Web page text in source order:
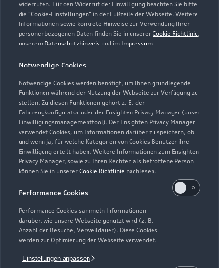
widerrufen. Für den Widerruf der Einwilligung beachten Sie bitte
die "Cookie-Einstellungen" in der Fußzeile der Webseite. Weitere
Informationen sowie konkrete Hinweise zur Verwendung Ihrer
personenbezogenen Daten finden Sie in unserer Cookie Richtlinie,
unserem Datenschutzhinweis und im Impressum.
Notwendige Cookies
Notwendige Cookies werden benötigt, um Ihnen grundlegende
Funktionen während der Nutzung der Webseite zur Verfügung zu
stellen. Zu diesen Funktionen gehört z. B. der
Fahrzeugkonfigurator oder der Ensighten Privacy Manager (unser
Einwilligungsmanagementtool). Der Ensighten Privacy Manager
verwendet Cookies, um Informationen darüber zu speichern, ob
und wenn ja, für welche Kategorien von Cookies Benutzer ihre
Einwilligung erteilt haben. Weitere Informationen zum Ensighten
Privacy Manager, sowie zu Ihren Rechten als betroffene Person
können Sie in unserer Cookie Richtlinie nachlesen.
Performance Cookies
Performance Cookies sammeln Informationen
darüber, wie unsere Webseite genutzt wird (z. B.
Anzahl der Besuche, Verweildauer). Diese Cookies
werden zur Optimierung der Webseite verwendet.
Einstellungen anpassen
Zu den Rädern
Modelle
Alle Modelle
Modelle vergleichen
Elektromodelle
Plug-in-Hybride
Kaufen & leasen
Neuwagensuche
Gebrauchtwagen
Finanzierung
Aktionen & Angebote
Geschäftskunden
Service & Zubehör
Garantie
Audi digital services
Kundenservice
Händlersuche
Über Audi
Unternehmen
Karriere